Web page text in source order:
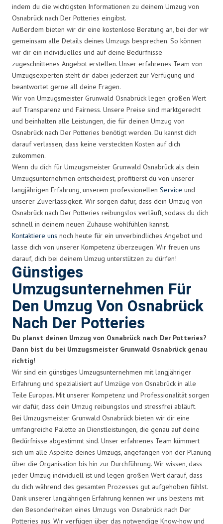
indem du die wichtigsten Informationen zu deinem Umzug von
Osnabrück nach Der Potteries eingibst.
Außerdem bieten wir dir eine kostenlose Beratung an, bei der wir
gemeinsam alle Details deines Umzugs besprechen. So können
wir dir ein individuelles und auf deine Bedürfnisse
zugeschnittenes Angebot erstellen. Unser erfahrenes Team von
Umzugsexperten steht dir dabei jederzeit zur Verfügung und
beantwortet gerne all deine Fragen.
Wir von Umzugsmeister Grunwald Osnabrück legen großen Wert
auf Transparenz und Fairness. Unsere Preise sind marktgerecht
und beinhalten alle Leistungen, die für deinen Umzug von
Osnabrück nach Der Potteries benötigt werden. Du kannst dich
darauf verlassen, dass keine versteckten Kosten auf dich
zukommen.
Wenn du dich für Umzugsmeister Grunwald Osnabrück als dein
Umzugsunternehmen entscheidest, profitierst du von unserer
langjährigen Erfahrung, unserem professionellen Service und
unserer Zuverlässigkeit. Wir sorgen dafür, dass dein Umzug von
Osnabrück nach Der Potteries reibungslos verläuft, sodass du dich
schnell in deinem neuen Zuhause wohlfühlen kannst.
Kontaktiere uns noch heute für ein unverbindliches Angebot und
lasse dich von unserer Kompetenz überzeugen. Wir freuen uns
darauf, dich bei deinem Umzug unterstützen zu dürfen!
Günstiges
Umzugsunternehmen Für
Den Umzug Von Osnabrück
Nach Der Potteries
Du planst deinen Umzug von Osnabrück nach Der Potteries?
Dann bist du bei Umzugsmeister Grunwald Osnabrück genau
richtig!
Wir sind ein günstiges Umzugsunternehmen mit langjähriger
Erfahrung und spezialisiert auf Umzüge von Osnabrück in alle
Teile Europas. Mit unserer Kompetenz und Professionalität sorgen
wir dafür, dass dein Umzug reibungslos und stressfrei abläuft.
Bei Umzugsmeister Grunwald Osnabrück bieten wir dir eine
umfangreiche Palette an Dienstleistungen, die genau auf deine
Bedürfnisse abgestimmt sind. Unser erfahrenes Team kümmert
sich um alle Aspekte deines Umzugs, angefangen von der Planung
über die Organisation bis hin zur Durchführung. Wir wissen, dass
jeder Umzug individuell ist und legen großen Wert darauf, dass
du dich während des gesamten Prozesses gut aufgehoben fühlst.
Dank unserer langjährigen Erfahrung kennen wir uns bestens mit
den Besonderheiten eines Umzugs von Osnabrück nach Der
Potteries aus. Wir verfügen über das notwendige Know-how und